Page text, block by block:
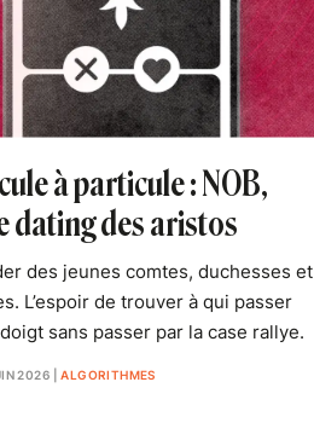
à particule : NOB,
dating des aristos
des jeunes comtes, duchesses et
L’espoir de trouver à qui passer
sans passer par la case rallye.
2026 |ALGORITHMES